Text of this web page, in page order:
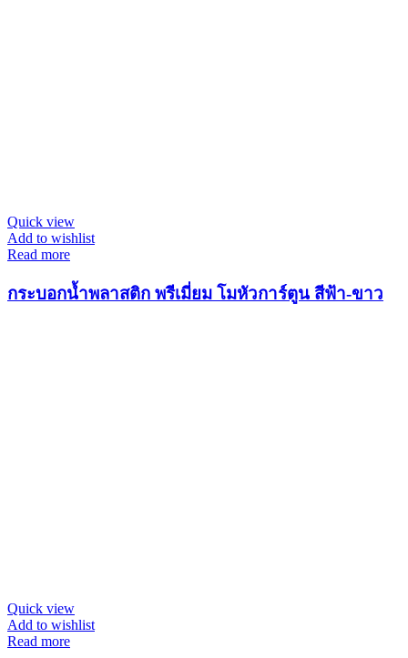
Quick view
Add to wishlist
Read more
กระบอกน้ำพลาสติก พรีเมี่ยม โมหัวการ์ตูน สีฟ้า-ขาว
Quick view
Add to wishlist
Read more